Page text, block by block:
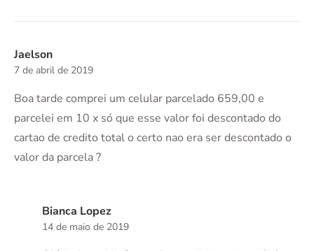
Jaelson
7 de abril de 2019
Boa tarde comprei um celular parcelado 659,00 e
parcelei em 10 x só que esse valor foi descontado do
cartao de credito total o certo nao era ser descontado o
valor da parcela ?
Bianca Lopez
14 de maio de 2019